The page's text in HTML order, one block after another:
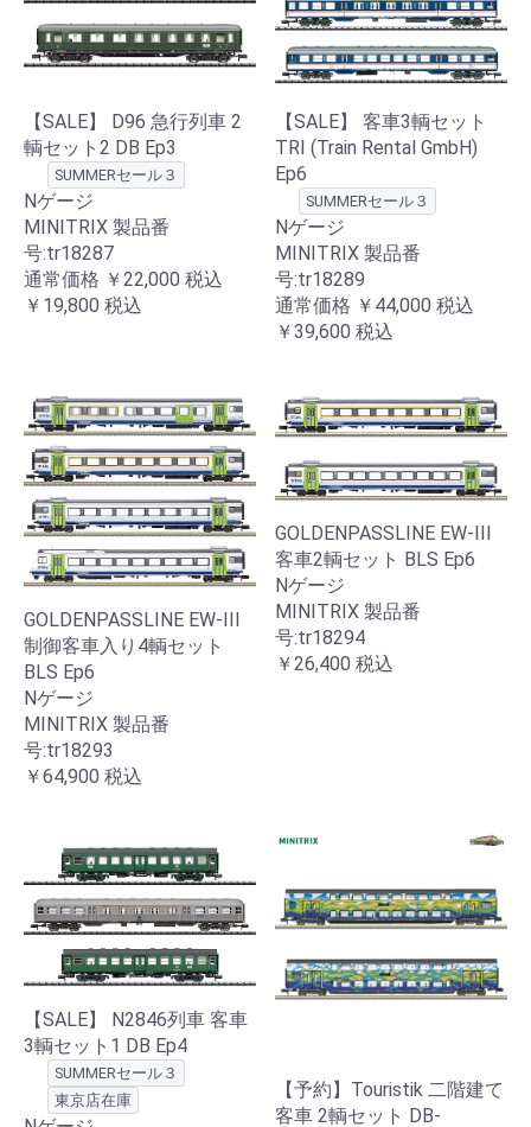
【SALE】 D96 急行列車 2
輌セット2 DB Ep3
SUMMERセール３
Nゲージ
MINITRIX 製品番
号:tr18287
通常価格 ￥22,000 税込
￥19,800 税込
【SALE】 客車3輌セット
TRI (Train Rental GmbH)
Ep6
SUMMERセール３
Nゲージ
MINITRIX 製品番
号:tr18289
通常価格 ￥44,000 税込
￥39,600 税込
GOLDENPASSLINE EW-III
制御客車入り4輌セット
BLS Ep6
Nゲージ
MINITRIX 製品番
号:tr18293
￥64,900 税込
GOLDENPASSLINE EW-III
客車2輌セット BLS Ep6
Nゲージ
MINITRIX 製品番
号:tr18294
￥26,400 税込
【SALE】 N2846列車 客車
3輌セット1 DB Ep4
SUMMERセール３
東京店在庫
【予約】Touristik 二階建て
客車 2輌セット DB-